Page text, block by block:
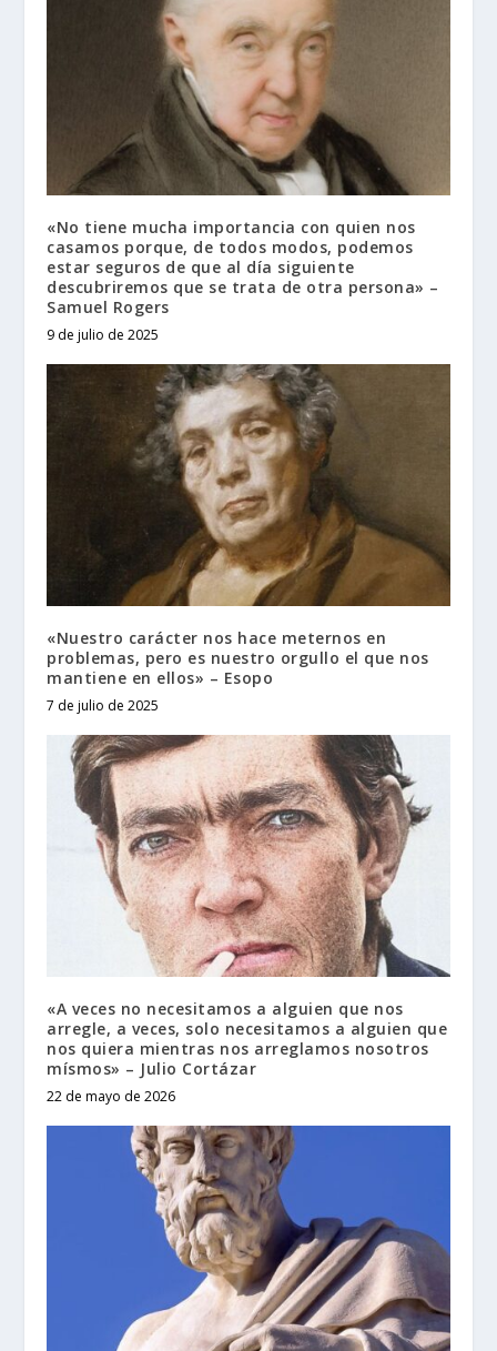
«No tiene mucha importancia con quien nos
casamos porque, de todos modos, podemos
estar seguros de que al día siguiente
descubriremos que se trata de otra persona» –
Samuel Rogers
9 de julio de 2025
«Nuestro carácter nos hace meternos en
problemas, pero es nuestro orgullo el que nos
mantiene en ellos» – Esopo
7 de julio de 2025
«A veces no necesitamos a alguien que nos
arregle, a veces, solo necesitamos a alguien que
nos quiera mientras nos arreglamos nosotros
mísmos» – Julio Cortázar
22 de mayo de 2026